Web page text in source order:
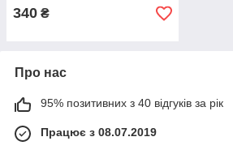
340 ₴
Про нас
95% позитивних з 40 відгуків за рік
Працює з 08.07.2019